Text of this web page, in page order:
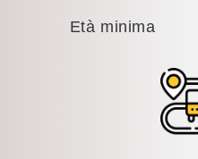
Età minima